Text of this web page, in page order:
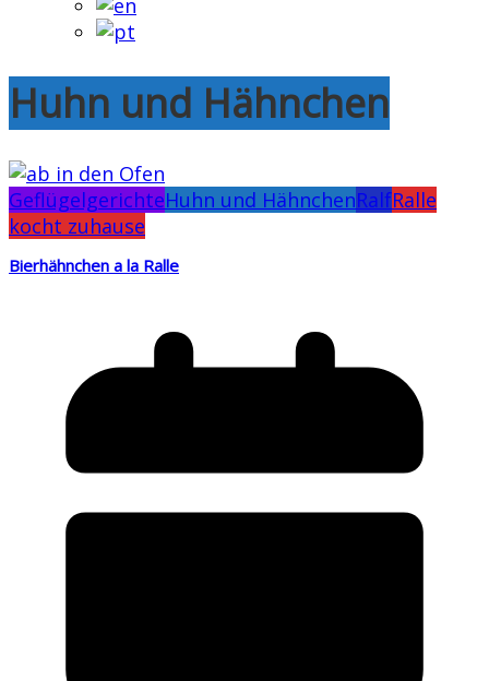
Huhn und Hähnchen
GeflügelgerichteHuhn und HähnchenRalfRalle
kocht zuhause
Bierhähnchen a la Ralle